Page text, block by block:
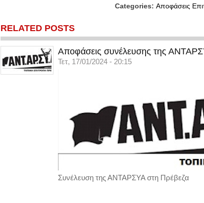
Categories: Αποφάσεις
RELATED POSTS
Αποφάσεις συνέλευσης της
Τετ, 17/01/2024 - 20:15
Συνέλευση της ΑΝΤΑΡΣΥΑ στη Πρέβεζα